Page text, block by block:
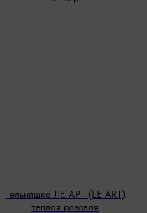
Тельняшка ЛЕ АРТ (LE ART)
теплая розовая